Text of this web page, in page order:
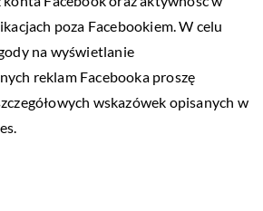
poza Facebookiem. W celu
na wyświetlanie
reklam Facebooka proszę
wskazówek opisanych w